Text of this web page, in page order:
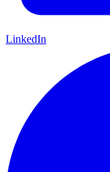
LinkedIn